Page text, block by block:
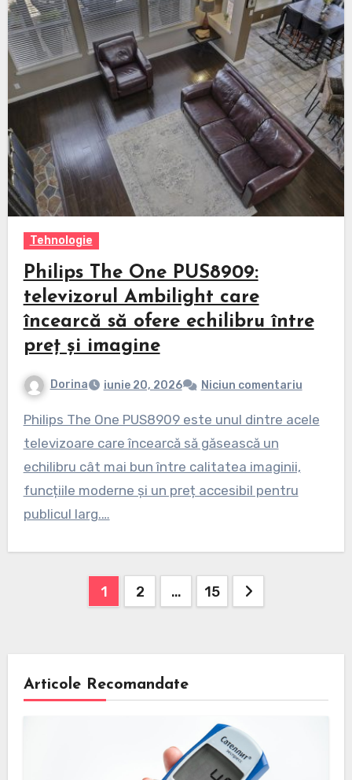
Tehnologie
Philips The One PUS8909:
televizorul Ambilight care
încearcă să ofere echilibru între
preț și imagine
Dorina iunie 20, 2026 Niciun comentariu
Philips The One PUS8909 este unul dintre acele
televizoare care încearcă să găsească un
echilibru cât mai bun între calitatea imaginii,
funcțiile moderne și un preț accesibil pentru
publicul larg.…
Paginație
1 2 … 15
Articole Recomandate